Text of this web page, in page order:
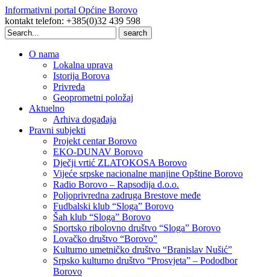
Informativni portal Općine Borovo
kontakt telefon: +385(0)32 439 598
Search
for:
O nama
Lokalna uprava
Istorija Borova
Privreda
Geoprometni položaj
Aktuelno
Arhiva događaja
Pravni subjekti
Projekt centar Borovo
EKO-DUNAV Borovo
Dječji vrtić ZLATOKOSA Borovo
Vijeće srpske nacionalne manjine Opštine Borovo
Radio Borovo – Rapsodija d.o.o.
Poljoprivredna zadruga Brestove međe
Fudbalski klub “Sloga” Borovo
Šah klub “Sloga” Borovo
Sportsko ribolovno društvo “Sloga” Borovo
Lovačko društvo “Borovo”
Kulturno umetničko društvo “Branislav Nušić”
Srpsko kulturno društvo “Prosvjeta” – Pododbor
Borovo